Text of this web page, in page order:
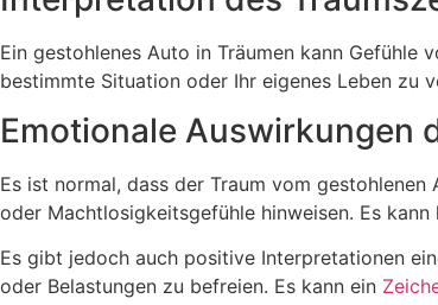
Ein gestohlenes Auto in Träumen kann Gefühle
bestimmte Situation oder Ihr eigenes Leben zu
Emotionale Auswirkungen
Es ist normal, dass der Traum vom
oder Machtlosigkeitsgefühle hinweisen. Es
Es gibt jedoch auch positive Interpretationen
oder Belastungen zu befreien. Es kann ein